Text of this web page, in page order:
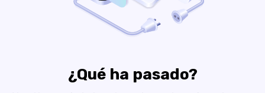
¿Qué ha pasado?